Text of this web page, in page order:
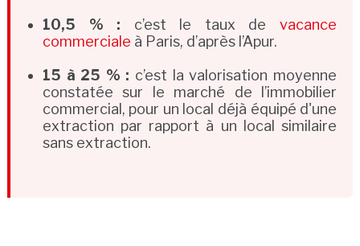
10,5 % : c’est le taux devacance
commerciale à Paris, d’après l’Apur.
15 à 25 % : c’est la valorisation moyenne
constatée sur le marché de l’immobilier
commercial, pour un local déjà équipé d'une
extraction par rapport à un local similaire
sans extraction.